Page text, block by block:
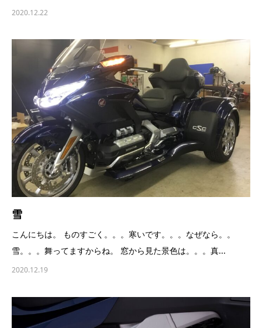
2020.12.22
雪
こんにちは。 ものすごく。。。寒いです。。。なぜなら。。
雪。。。舞ってますからね。 窓から見た景色は。。。真...
2020.12.19